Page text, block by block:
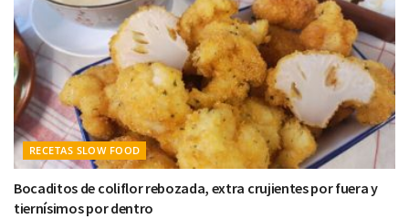
RECETAS SLOW FOOD
Bocaditos de coliflor rebozada, extra crujientes por fuera y
tiernísimos por dentro